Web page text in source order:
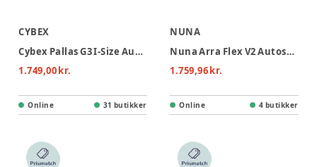
CYBEX
Cybex Pallas G3 I-Size Autostol - Magic Black
1.749,00 kr.
Online 31 butikker
NUNA
Nuna Arra Flex V2 Autostol - Caviar
1.759,96 kr.
Online 4 butikker